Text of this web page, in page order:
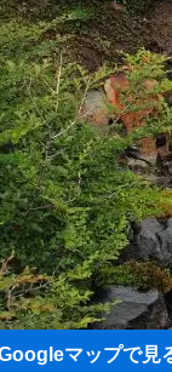
マップで見